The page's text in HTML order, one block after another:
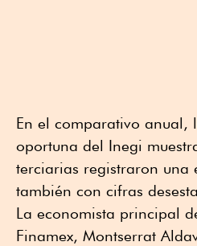
En el comparativo anual,
oportuna del Inegi
terciarias registraron una
también con cifras
La economista principal
Finamex, Montserrat